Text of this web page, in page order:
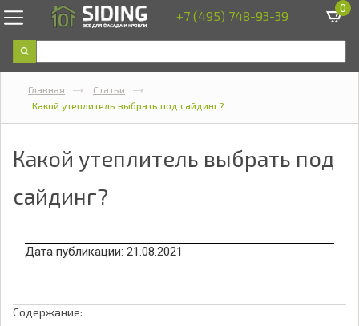
+7 (495) 748-93-39 0
Главная
Статьи
Какой утеплитель выбрать под сайдинг?
Какой утеплитель выбрать под
сайдинг?
Дата публикации: 21.08.2021
Содержание: